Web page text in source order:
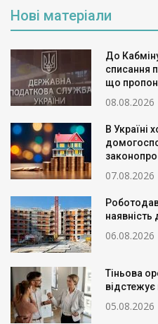
Нові матеріали
До
списання
що
08.08.2026
В Україні
07.08.2026
наявність
06.08.2026
Тіньова
05.08.2026